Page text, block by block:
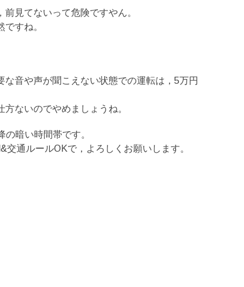
見てないって危険ですやん。
すね。
音や声が聞こえない状態での運転は，5万円
ないのでやめましょうね。
暗い時間帯です。
通ルールOKで，よろしくお願いします。